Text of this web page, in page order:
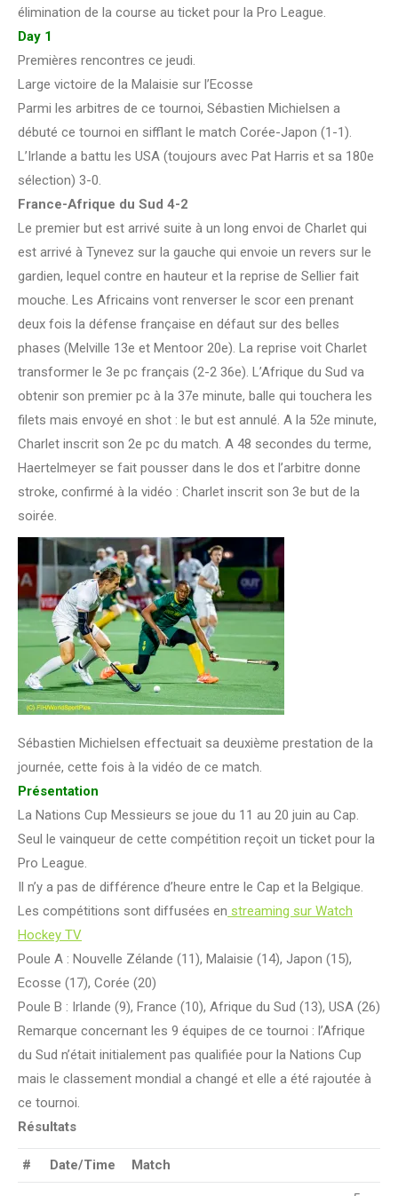
élimination de la course au ticket pour la Pro League.
Day 1
Premières rencontres ce jeudi.
Large victoire de la Malaisie sur l’Ecosse
Parmi les arbitres de ce tournoi, Sébastien Michielsen a
débuté ce tournoi en sifflant le match Corée-Japon (1-1).
L’Irlande a battu les USA (toujours avec Pat Harris et sa 180e
sélection) 3-0.
France-Afrique du Sud 4-2
Le premier but est arrivé suite à un long envoi de Charlet qui
est arrivé à Tynevez sur la gauche qui envoie un revers sur le
gardien, lequel contre en hauteur et la reprise de Sellier fait
mouche. Les Africains vont renverser le scor een prenant
deux fois la défense française en défaut sur des belles
phases (Melville 13e et Mentoor 20e). La reprise voit Charlet
transformer le 3e pc français (2-2 36e). L’Afrique du Sud va
obtenir son premier pc à la 37e minute, balle qui touchera les
filets mais envoyé en shot : le but est annulé. A la 52e minute,
Charlet inscrit son 2e pc du match. A 48 secondes du terme,
Haertelmeyer se fait pousser dans le dos et l’arbitre donne
stroke, confirmé à la vidéo : Charlet inscrit son 3e but de la
soirée.
Sébastien Michielsen effectuait sa deuxième prestation de la
journée, cette fois à la vidéo de ce match.
Présentation
La Nations Cup Messieurs se joue du 11 au 20 juin au Cap.
Seul le vainqueur de cette compétition reçoit un ticket pour la
Pro League.
Il n’y a pas de différence d’heure entre le Cap et la Belgique.
Les compétitions sont diffusées en streaming sur Watch
Hockey TV
Poule A : Nouvelle Zélande (11), Malaisie (14), Japon (15),
Ecosse (17), Corée (20)
Poule B : Irlande (9), France (10), Afrique du Sud (13), USA (26)
Remarque concernant les 9 équipes de ce tournoi : l’Afrique
du Sud n’était initialement pas qualifiée pour la Nations Cup
mais le classement mondial a changé et elle a été rajoutée à
ce tournoi.
Résultats
# Date/Time Match